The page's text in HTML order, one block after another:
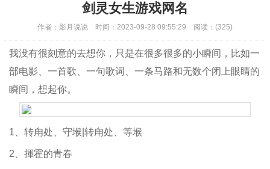
剑灵女生游戏网名
作者： 影月说说 时间： 2023-09-28 09:55:29 阅读： (325)
我没有很刻意的去想你，只是在很多很多的小瞬间，比如一
部电影、一首歌、一句歌词、一条马路和无数个闭上眼睛的
瞬间，想起你。
1、转甪处、守堠|转甪处、等堠
2、揮霍的青春